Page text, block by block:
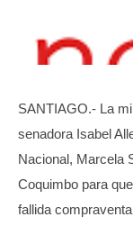
SANTIAGO.- La
senadora Isabel
Nacional, Marcela
Coquimbo para
fallida